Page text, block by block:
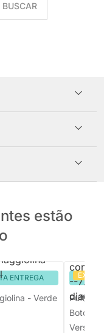
BUSCAR
estão
ENTREGA
- Verde
Puff
Botonê